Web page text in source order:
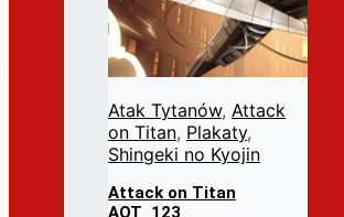
Atak Tytanów, Attack
on Titan, Plakaty,
Shingeki no Kyojin
Attack on Titan
AOT_123